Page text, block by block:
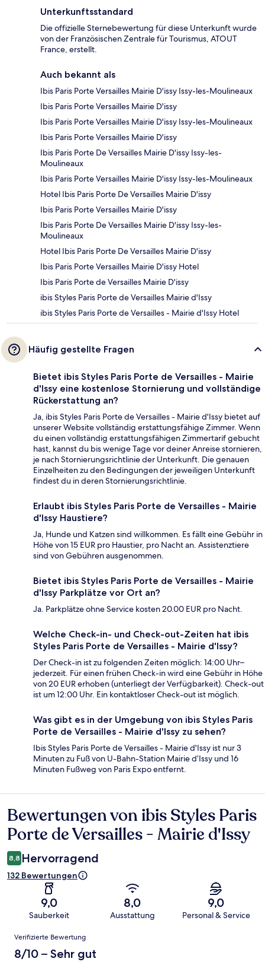
Unterkunftsstandard
Die offizielle Sternebewertung für diese Unterkunft wurde
von der Französischen Zentrale für Tourismus, ATOUT
France, erstellt.
Auch bekannt als
Ibis Paris Porte Versailles Mairie D'issy Issy-les-Moulineaux
Ibis Paris Porte Versailles Mairie D'issy
Ibis Paris Porte Versailles Mairie D'issy Issy-les-Moulineaux
Ibis Paris Porte Versailles Mairie D'issy
Ibis Paris Porte De Versailles Mairie D'issy Issy-les-
Moulineaux
Ibis Paris Porte Versailles Mairie D'issy Issy-les-Moulineaux
Hotel Ibis Paris Porte De Versailles Mairie D'issy
Ibis Paris Porte Versailles Mairie D'issy
Ibis Paris Porte De Versailles Mairie D'issy Issy-les-
Moulineaux
Hotel Ibis Paris Porte De Versailles Mairie D'issy
Ibis Paris Porte Versailles Mairie D'issy Hotel
Ibis Paris Porte de Versailles Mairie D'issy
ibis Styles Paris Porte de Versailles Mairie d'Issy
ibis Styles Paris Porte de Versailles - Mairie d'Issy Hotel
Häufig gestellte Fragen
Bietet ibis Styles Paris Porte de Versailles - Mairie
d'Issy eine kostenlose Stornierung und vollständige
Rückerstattung an?
Ja, ibis Styles Paris Porte de Versailles - Mairie d'Issy bietet auf
unserer Website vollständig erstattungsfähige Zimmer. Wenn
du einen vollständig erstattungsfähigen Zimmertarif gebucht
hast, kannst du bis wenige Tage vor deiner Anreise stornieren,
je nach Stornierungsrichtlinie der Unterkunft. Die genauen
Einzelheiten zu den Bedingungen der jeweiligen Unterkunft
findest du in deren Stornierungsrichtlinie.
Erlaubt ibis Styles Paris Porte de Versailles - Mairie
d'Issy Haustiere?
Ja, Hunde und Katzen sind willkommen. Es fällt eine Gebühr in
Höhe von 15 EUR pro Haustier, pro Nacht an. Assistenztiere
sind von Gebühren ausgenommen.
Bietet ibis Styles Paris Porte de Versailles - Mairie
d'Issy Parkplätze vor Ort an?
Ja. Parkplätze ohne Service kosten 20.00 EUR pro Nacht.
Welche Check-in- und Check-out-Zeiten hat ibis
Styles Paris Porte de Versailles - Mairie d'Issy?
Der Check-in ist zu folgenden Zeiten möglich: 14:00 Uhr–
jederzeit. Für einen frühen Check-in wird eine Gebühr in Höhe
von 20 EUR erhoben (unterliegt der Verfügbarkeit). Check-out
ist um 12:00 Uhr. Ein kontaktloser Check-out ist möglich.
Was gibt es in der Umgebung von ibis Styles Paris
Porte de Versailles - Mairie d'Issy zu sehen?
Ibis Styles Paris Porte de Versailles - Mairie d'Issy ist nur 3
Minuten zu Fuß von U-Bahn-Station Mairie d’Issy und 16
Minuten Fußweg von Paris Expo entfernt.
Bewertungen
Bewertungen von ibis Styles Paris
Porte de Versailles - Mairie d'Issy
8,8 Hervorragend
132 Bewertungen
9,0
Sauberkeit
8,0
Ausstattung
9,0
Personal & Service
Bewertungen
Verifizierte Bewertung
8/10 – Sehr gut